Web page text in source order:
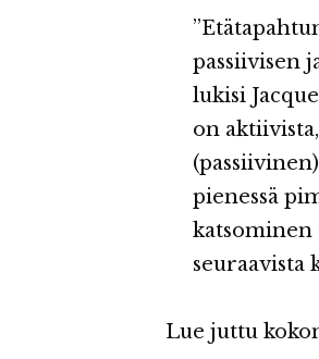
passiivisen
lukisi
on
pienessä
katsominen
seuraavista
Lue juttu